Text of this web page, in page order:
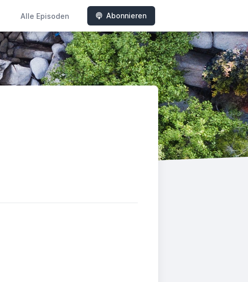
Alle Episoden Abonnieren